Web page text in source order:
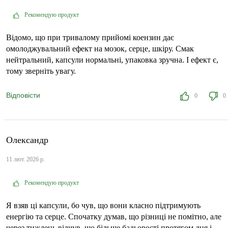
Рекомендую продукт
Відомо, що при тривалому прийомі коензин дає
омолоджувальний ефект на мозок, серце, шкіру. Смак
нейтральний, капсули нормальні, упаковка зручна. І ефект є,
тому зверніть увагу.
Відповісти 0 0
Олександр
11 лют. 2026 р.
Рекомендую продукт
Я взяв ці капсули, бо чув, що вони класно підтримують
енергію та серце. Спочатку думав, що різниці не помітно, але